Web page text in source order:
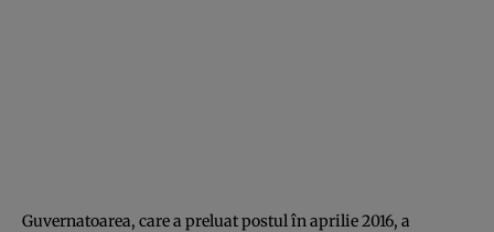
Guvernatoarea, care a preluat postul în aprilie 2016, a